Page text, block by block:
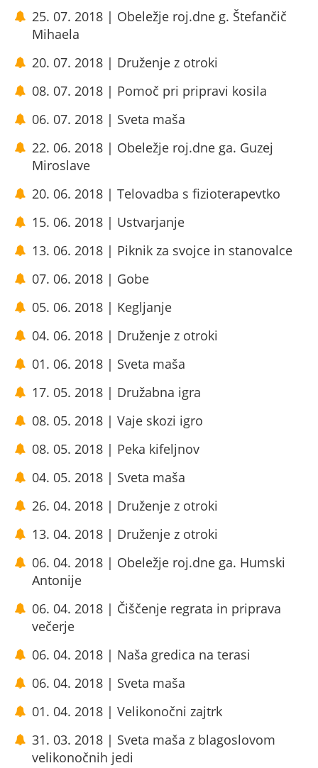
25. 07. 2018 | Obeležje roj.dne g. Štefančič
Mihaela
20. 07. 2018 | Druženje z otroki
08. 07. 2018 | Pomoč pri pripravi kosila
06. 07. 2018 | Sveta maša
22. 06. 2018 | Obeležje roj.dne ga. Guzej
Miroslave
20. 06. 2018 | Telovadba s fizioterapevtko
15. 06. 2018 | Ustvarjanje
13. 06. 2018 | Piknik za svojce in stanovalce
07. 06. 2018 | Gobe
05. 06. 2018 | Kegljanje
04. 06. 2018 | Druženje z otroki
01. 06. 2018 | Sveta maša
17. 05. 2018 | Družabna igra
08. 05. 2018 | Vaje skozi igro
08. 05. 2018 | Peka kifeljnov
04. 05. 2018 | Sveta maša
26. 04. 2018 | Druženje z otroki
13. 04. 2018 | Druženje z otroki
06. 04. 2018 | Obeležje roj.dne ga. Humski
Antonije
06. 04. 2018 | Čiščenje regrata in priprava
večerje
06. 04. 2018 | Naša gredica na terasi
06. 04. 2018 | Sveta maša
01. 04. 2018 | Velikonočni zajtrk
31. 03. 2018 | Sveta maša z blagoslovom
velikonočnih jedi